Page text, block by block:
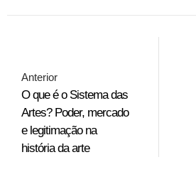
Anterior
O que é o Sistema das
Artes? Poder, mercado
e legitimação na
história da arte